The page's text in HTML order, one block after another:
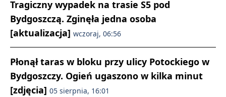
Tragiczny wypadek na trasie S5 pod
Bydgoszczą. Zginęła jedna osoba
[aktualizacja] wczoraj, 06:56
Płonął taras w bloku przy ulicy Potockiego w
Bydgoszczy. Ogień ugaszono w kilka minut
[zdjęcia] 05 sierpnia, 16:01